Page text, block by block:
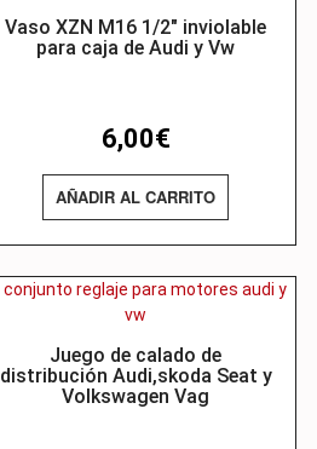
Vaso XZN M16 1/2″ inviolable
para caja de Audi y Vw
6,00€
AÑADIR AL CARRITO
Juego de calado de
distribución Audi,skoda Seat y
Volkswagen Vag